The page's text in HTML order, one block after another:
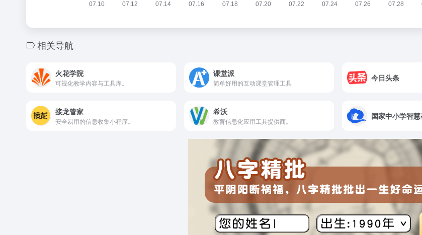
相关导航
火花学院
可视化教学内容与工具库。
课堂派
简单好用的互动课堂管理工具
今日头条
接龙管家
安全易用的信息收集小程序。
希沃
教育信息化应用工具提供商。
国家中小学智